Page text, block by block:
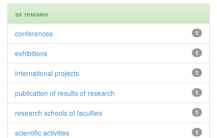
за темами
1
conferences
1
exhibitions
1
international projects
1
publication of results of research
1
research schools of faculties
1
scientific activities